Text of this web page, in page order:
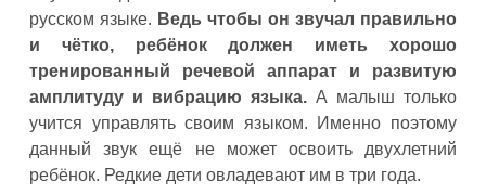
русском языке. Ведь чтобы он звучал правильно
и чётко, ребёнок должен иметь хорошо
тренированный речевой аппарат и развитую
амплитуду и вибрацию языка. А малыш только
учится управлять своим языком. Именно поэтому
данный звук ещё не может освоить двухлетний
ребёнок. Редкие дети овладевают им в три года.